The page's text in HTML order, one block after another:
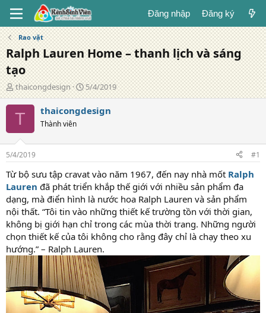
Đăng nhập Đăng ký
Rao vặt
Ralph Lauren Home – thanh lịch và sáng
tạo
T
á
c
ả
thaicongdesign
N
g
à
g
5/4/2019
T thaicongdesign
Thành viên
5/4/2019 #1
Từ bộ sưu tập cravat vào năm 1967, đến nay nhà mốt Ralph
Lauren đã phát triển khắp thế giới với nhiều sản phẩm đa
dạng, mà điển hình là nước hoa Ralph Lauren và sản phẩm
nội thất. “Tôi tin vào những thiết kế trường tồn với thời gian,
không bị giới hạn chỉ trong các mùa thời trang. Những người
chọn thiết kế của tôi không cho rằng đây chỉ là chạy theo xu
hướng.” – Ralph Lauren.